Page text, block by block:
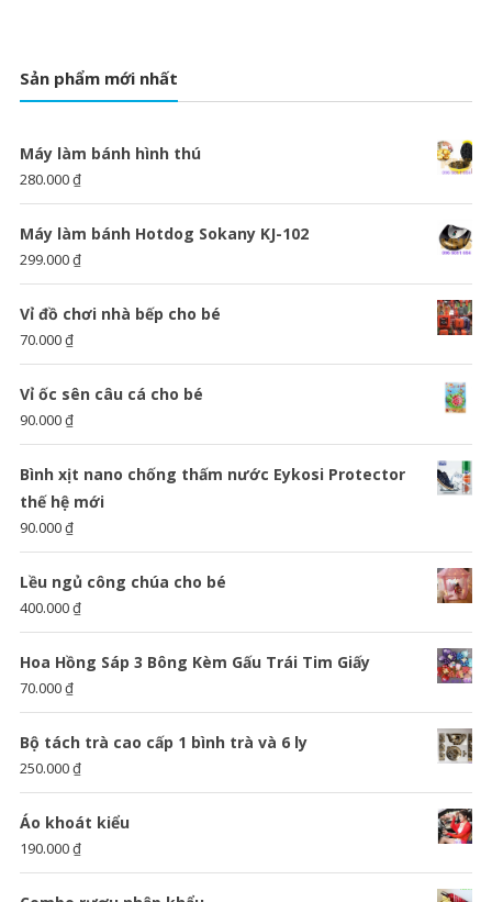
Sản phẩm mới nhất
Máy làm bánh hình thú
280.000₫
Máy làm bánh Hotdog Sokany KJ-102
299.000₫
Vỉ đồ chơi nhà bếp cho bé
70.000₫
Vỉ ốc sên câu cá cho bé
90.000₫
Bình xịt nano chống thấm nước Eykosi Protector
thế hệ mới
90.000₫
Lều ngủ công chúa cho bé
400.000₫
Hoa Hồng Sáp 3 Bông Kèm Gấu Trái Tim Giấy
70.000₫
Bộ tách trà cao cấp 1 bình trà và 6 ly
250.000₫
Áo khoát kiểu
190.000₫